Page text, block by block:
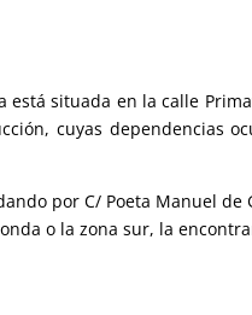
está situada en la calle
cuyas dependencias
por C/ Poeta Manuel de
o la zona sur, la